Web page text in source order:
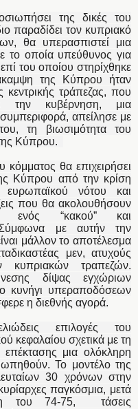
της δικές του
παραδίδει τον κυπριακό
θα υπερασπιστεί μια
το οποία υπεύθυνος για
του οποίου στηρίχθηκε
της Κύπρου ήταν
τράπεζας, που
την κυβέρνηση, μια
απείλησε με
τη βιωσιμότητα του
Κύπρου.
θα επιχειρήσει
Κύπρου από την κρίση
νότου και
που θα ακολουθήσουν
ενός “κακού” και
με αυτήν την
μάλλον το αποτέλεσμα
μεν, ατυχούς
κυπριακών τραπεζών.
δίψας εγχώριων
κυνήγι υπεραποδόσεων
η διεθνής αγορά.
επιλογές του
κεφαλαίου σχετικά με τη
επέκτασης μια ολόκληρη
Το μοντέλο της
30 χρόνων στην
παγκόσμια, μετά
του 74-75, τάσεις